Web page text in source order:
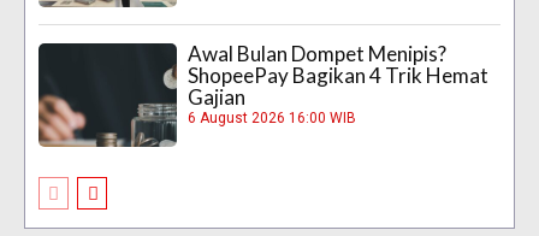
Awal Bulan Dompet Menipis?
ShopeePay Bagikan 4 Trik Hemat
Gajian
6 August 2026 16:00 WIB